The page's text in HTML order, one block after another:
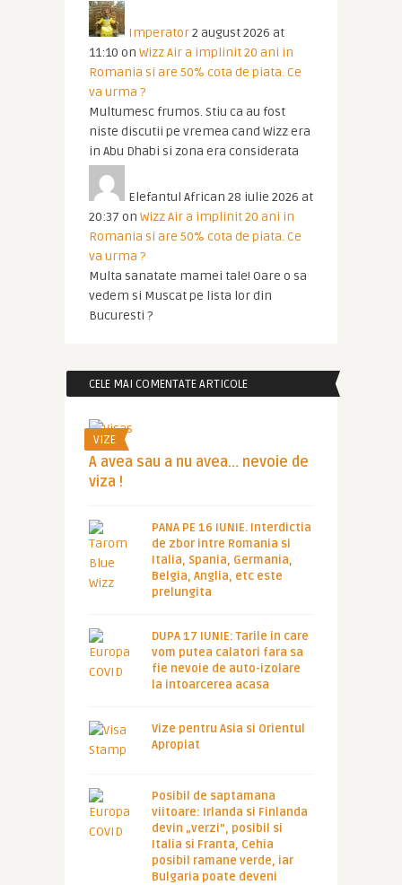
Imperator2 august 2026 at
11:10 on Wizz Air a implinit 20 ani in
Romania si are 50% cota de piata. Ce
va urma ?
Multumesc frumos. Stiu ca au fost
niste discutii pe vremea cand Wizz era
in Abu Dhabi si zona era considerata
Elefantul African 28 iulie 2026 at
20:37 on Wizz Air a implinit 20 ani in
Romania si are 50% cota de piata. Ce
va urma ?
Multa sanatate mamei tale! Oare o sa
vedem si Muscat pe lista lor din
Bucuresti ?
CELE MAI COMENTATE ARTICOLE
VIZE
A avea sau a nu avea… nevoie de
viza !
PANA PE 16 IUNIE. Interdictia
de zbor intre Romania si
Italia, Spania, Germania,
Belgia, Anglia, etc este
prelungita
DUPA 17 IUNIE: Tarile in care
vom putea calatori fara sa
fie nevoie de auto-izolare
la intoarcerea acasa
Vize pentru Asia si Orientul
Apropiat
Posibil de saptamana
viitoare: Irlanda si Finlanda
devin „verzi”, posibil si
Italia si Franta, Cehia
posibil ramane verde, iar
Bulgaria poate deveni